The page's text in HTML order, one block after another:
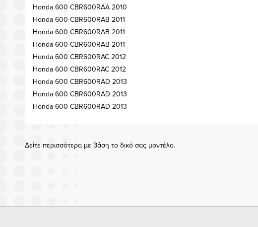
Honda 600 CBR600RAA 2010
Honda 600 CBR600RAB 2011
Honda 600 CBR600RAB 2011
Honda 600 CBR600RAB 2011
Honda 600 CBR600RAC 2012
Honda 600 CBR600RAC 2012
Honda 600 CBR600RAD 2013
Honda 600 CBR600RAD 2013
Honda 600 CBR600RAD 2013
Δείτε περισσότερα με βάση το δικό σας μοντέλο.